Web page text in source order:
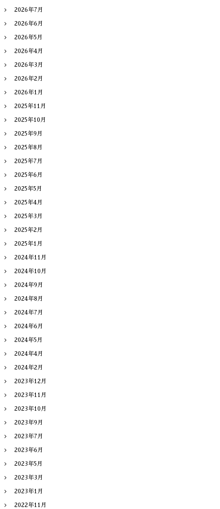
2026年7月
2026年6月
2026年5月
2026年4月
2026年3月
2026年2月
2026年1月
2025年11月
2025年10月
2025年9月
2025年8月
2025年7月
2025年6月
2025年5月
2025年4月
2025年3月
2025年2月
2025年1月
2024年11月
2024年10月
2024年9月
2024年8月
2024年7月
2024年6月
2024年5月
2024年4月
2024年2月
2023年12月
2023年11月
2023年10月
2023年9月
2023年7月
2023年6月
2023年5月
2023年3月
2023年1月
2022年11月